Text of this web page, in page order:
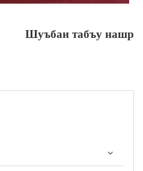
Шуъбаи табъу нашр